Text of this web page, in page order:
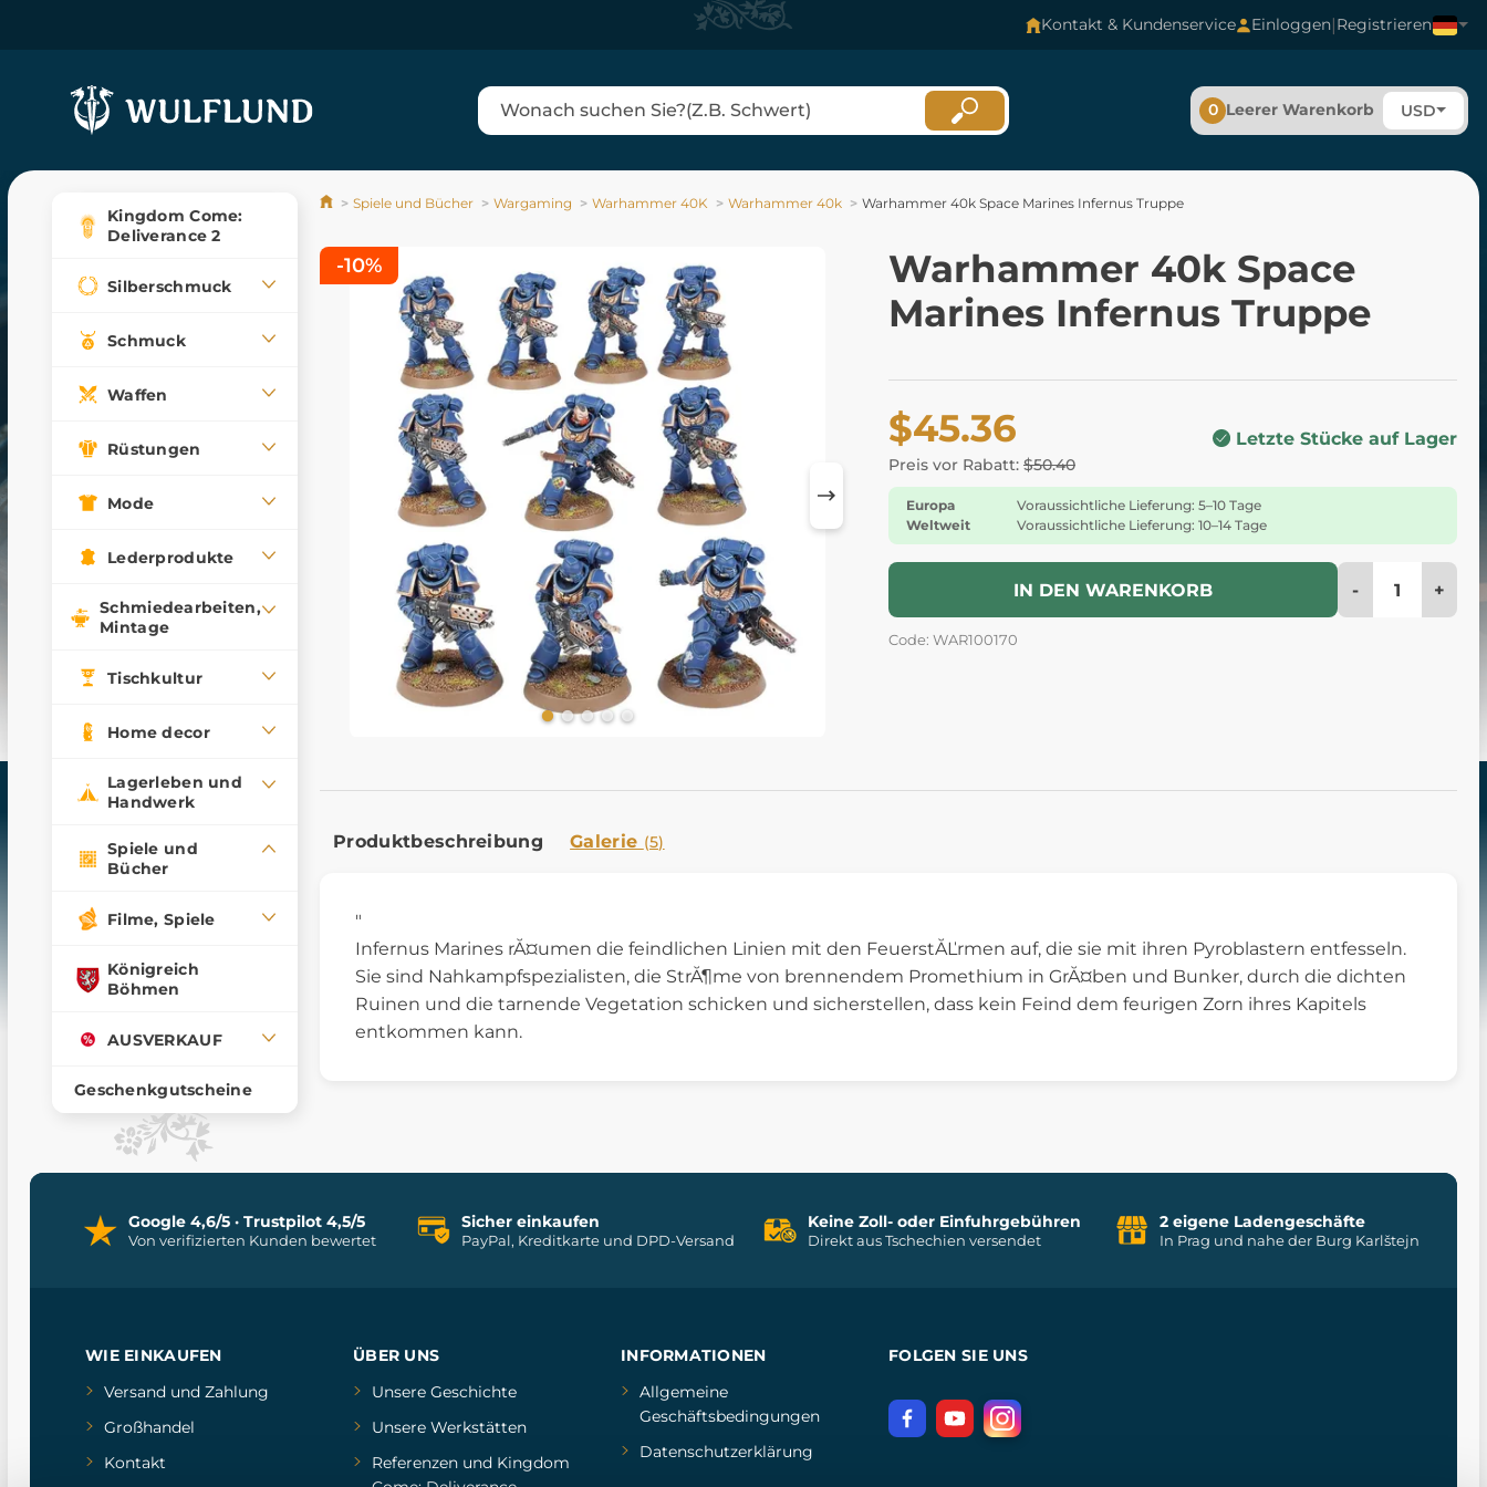
Kontakt & Kundenservice Einloggen|Registrieren
0 Leerer Warenkorb USD
Kingdom Come:
Deliverance 2
Silberschmuck
Schmuck
Waffen
Rüstungen
Mode
Lederprodukte
Schmiedearbeiten,
Mintage
Tischkultur
Home decor
Lagerleben und
Handwerk
Spiele und
Bücher
Filme, Spiele
Königreich
Böhmen
AUSVERKAUF
Geschenkgutscheine
Spiele und Bücher Wargaming Warhammer 40K Warhammer 40k Warhammer 40k Space Marines Infernus Truppe
Warhammer 40k Space
Marines Infernus Truppe
$45.36
Preis vor Rabatt: $50.40
Letzte Stücke auf Lager
Europa
Voraussichtliche Lieferung: 5–10 Tage
Weltweit
Voraussichtliche Lieferung: 10–14 Tage
IN DEN WARENKORB - +
Code: WAR100170
-10%
Produktbeschreibung Galerie (5)
"
Infernus Marines rĂ¤umen die feindlichen Linien mit den FeuerstĂĽrmen auf, die sie mit ihren Pyroblastern entfesseln.
Sie sind Nahkampfspezialisten, die StrĂ¶me von brennendem Promethium in GrĂ¤ben und Bunker, durch die dichten
Ruinen und die tarnende Vegetation schicken und sicherstellen, dass kein Feind dem feurigen Zorn ihres Kapitels
entkommen kann.
Google 4,6/5 · Trustpilot 4,5/5
Von verifizierten Kunden bewertet
Sicher einkaufen
PayPal, Kreditkarte und DPD-Versand
Keine Zoll- oder Einfuhrgebühren
Direkt aus Tschechien versendet
2 eigene Ladengeschäfte
In Prag und nahe der Burg Karlštejn
WIE EINKAUFEN
Versand und Zahlung
Großhandel
Kontakt
ÜBER UNS
Unsere Geschichte
Unsere Werkstätten
Referenzenund Kingdom
INFORMATIONEN
Allgemeine
Geschäftsbedingungen
Datenschutzerklärung
FOLGEN SIE UNS